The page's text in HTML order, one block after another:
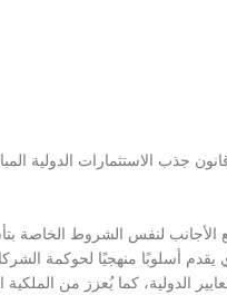
جذب الاستثمارات الدولية
الأجانب لنفس الشروط الخاصة
الدولية، كما يُعزز من